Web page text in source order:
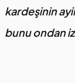
kardeşinin
bunu ondan